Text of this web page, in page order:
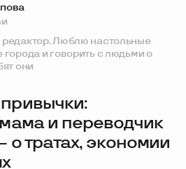
и переводчик
о тратах, экономии
Люблю настольные
города и говорить с людьми о
они